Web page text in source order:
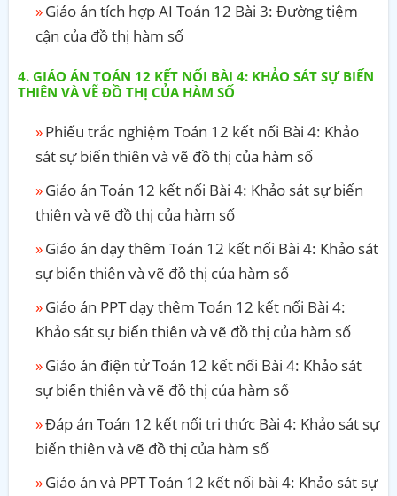
Giáo án tích hợp AI Toán 12 Bài 3: Đường tiệm
cận của đồ thị hàm số
GIÁO ÁN TOÁN 12 KẾT NỐI BÀI 4: KHẢO SÁT SỰ BIẾN
THIÊN VÀ VẼ ĐỒ THỊ CỦA HÀM SỐ
Phiếu trắc nghiệm Toán 12 kết nối Bài 4: Khảo
sát sự biến thiên và vẽ đồ thị của hàm số
Giáo án Toán 12 kết nối Bài 4: Khảo sát sự biến
thiên và vẽ đồ thị của hàm số
Giáo án dạy thêm Toán 12 kết nối Bài 4: Khảo sát
sự biến thiên và vẽ đồ thị của hàm số
Giáo án PPT dạy thêm Toán 12 kết nối Bài 4:
Khảo sát sự biến thiên và vẽ đồ thị của hàm số
Giáo án điện tử Toán 12 kết nối Bài 4: Khảo sát
sự biến thiên và vẽ đồ thị của hàm số
Đáp án Toán 12 kết nối tri thức Bài 4: Khảo sát sự
biến thiên và vẽ đồ thị của hàm số
Giáo án và PPT Toán 12 kết nối bài 4: Khảo sát sự